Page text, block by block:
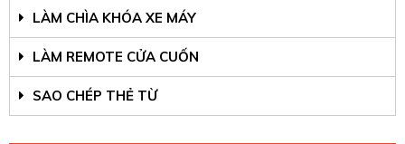
LÀM CHÌA KHÓA XE MÁY
LÀM REMOTE CỬA CUỐN
SAO CHÉP THẺ TỪ